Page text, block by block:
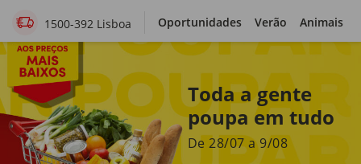
1500-392 Lisboa Oportunidades Verão Animais
Toda a gente
poupa em tudo
De 28/07 a 9/08